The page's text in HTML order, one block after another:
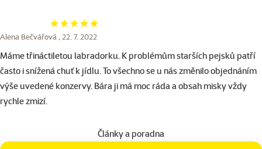
Hodnocení 100%
Alena Bečvářová , 22. 7. 2022
Máme třináctiletou labradorku. K problémům starších pejsků patří
často i snížená chuť k jídlu. To všechno se u nás změnilo objednáním
výše uvedené konzervy. Bára ji má moc ráda a obsah misky vždy
rychle zmizí.
Články a poradna